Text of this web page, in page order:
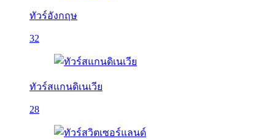
ทัวร์อังกฤษ
32
ทัวร์สแกนดิเนเวีย
28